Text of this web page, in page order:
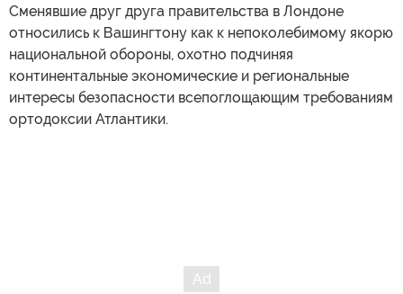
Сменявшие друг друга правительства в Лондоне
относились к Вашингтону как к непоколебимому якорю
национальной обороны, охотно подчиняя
континентальные экономические и региональные
интересы безопасности всепоглощающим требованиям
ортодоксии Атлантики.